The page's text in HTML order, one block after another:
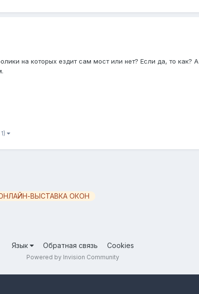
на которых ездит сам мост или нет? Если да, то как?
ВЫСТАВКА ОКОН
Язык Обратная связь Cookies
Powered by Invision Community